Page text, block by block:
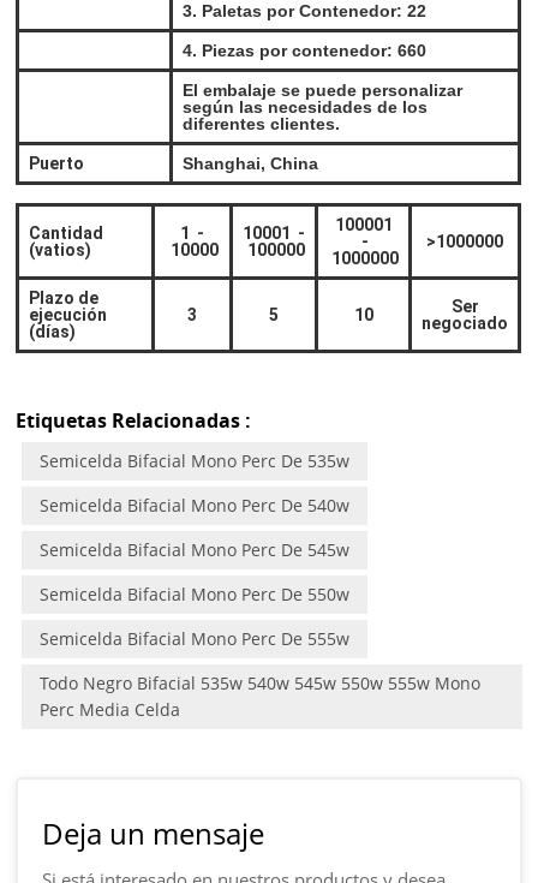
3. Paletas por Contenedor: 22
4. Piezas por contenedor: 660
El embalaje se puede personalizar
según las necesidades de los
diferentes clientes.
Puerto Shanghai, China
Cantidad
(vatios)
1 -
10000
10001 -
100000
100001
-
1000000
>1000000
Plazo de
ejecución
(días)
3 5 10
Ser
negociado
Etiquetas Relacionadas :
Semicelda Bifacial Mono Perc De 535w
Semicelda Bifacial Mono Perc De 540w
Semicelda Bifacial Mono Perc De 545w
Semicelda Bifacial Mono Perc De 550w
Semicelda Bifacial Mono Perc De 555w
Todo Negro Bifacial 535w 540w 545w 550w 555w Mono
Perc Media Celda
Deja un mensaje